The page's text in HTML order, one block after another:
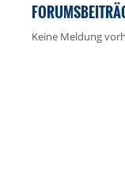
Keine Meldung